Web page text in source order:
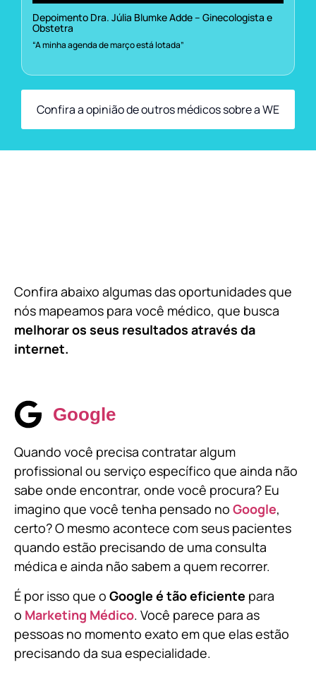
Depoimento Dra. Júlia Blumke Adde – Ginecologista e
Obstetra
“A minha agenda de março está lotada”
Confira a opinião de outros médicos sobre a WE
Confira abaixo algumas das oportunidades que
nós mapeamos para você médico, que busca
melhorar os seus resultados através da
internet.
Google
Quando você precisa contratar algum
profissional ou serviço específico que ainda não
sabe onde encontrar, onde você procura? Eu
imagino que você tenha pensado no Google,
certo? O mesmo acontece com seus pacientes
quando estão precisando de uma consulta
médica e ainda não sabem a quem recorrer.
É por isso que o Google é tão eficiente para
o Marketing Médico. Você parece para as
pessoas no momento exato em que elas estão
precisando da sua especialidade.